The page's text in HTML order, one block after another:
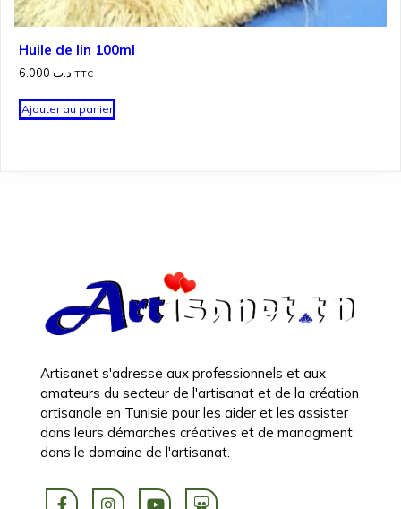
Huile de lin 100ml
د.ت TTC
Ajouter au panier
Artisanet s'adresse aux professionnels et aux
amateurs du secteur de l'artisanat et de la création
artisanale en Tunisie pour les aider et les assister
dans leurs démarches créatives et de managment
dans le domaine de l'artisanat.